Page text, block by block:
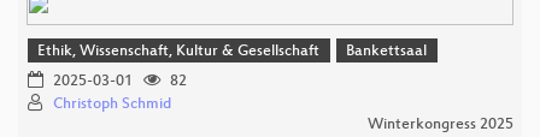
Ethik, Wissenschaft, Kultur & Gesellschaft
Bankettsaal
2025-03-01
82
Christoph Schmid
Winterkongress 2025